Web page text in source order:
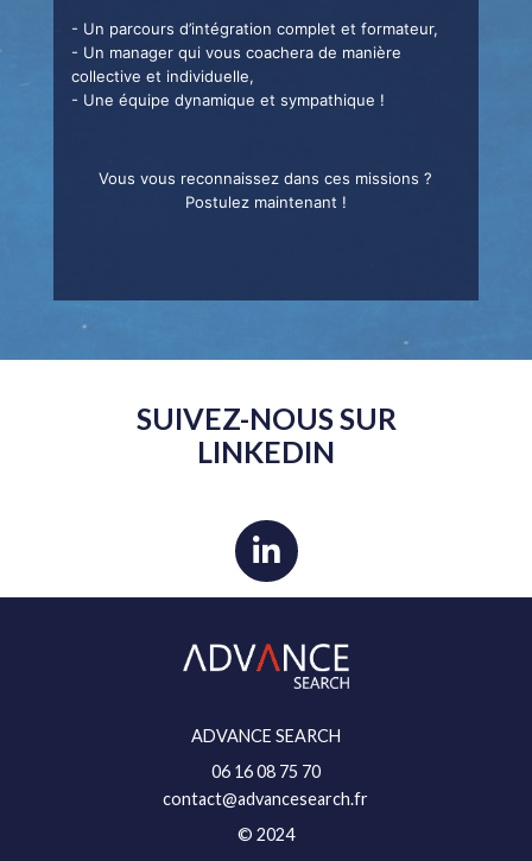
- Un parcours d’intégration complet et formateur,
- Un manager qui vous coachera de manière
collective et individuelle,
- Une équipe dynamique et sympathique !
Vous vous reconnaissez dans ces missions ?
Postulez maintenant !
SUIVEZ-NOUS SUR
LINKEDIN
ADVANCE SEARCH
06 16 08 75 70
contact@advancesearch.fr
© 2024